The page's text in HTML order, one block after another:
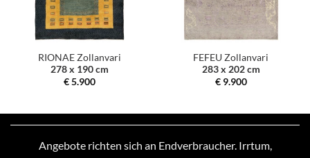
RIONAE Zollanvari
278 x 190 cm
€5.900
FEFEU Zollanvari
283 x 202 cm
€9.900
Angebote richten sich an Endverbraucher. Irrtum,